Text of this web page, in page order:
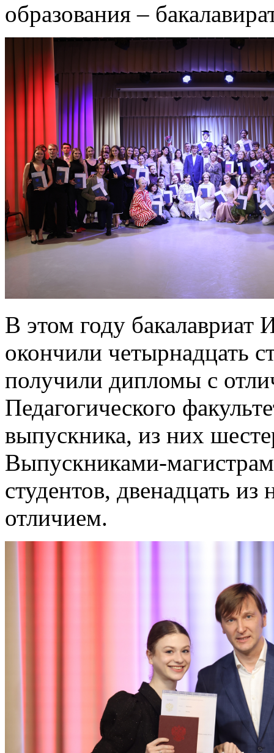
образования –
В этом году бакалавриат
окончили четырнадцать
получили дипломы с
Педагогического
выпускника, из них
Выпускниками-
студентов, двенадцать
отличием.